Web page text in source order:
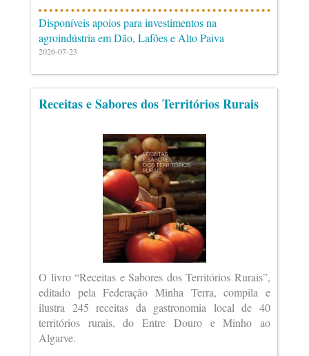
Disponíveis apoios para investimentos na
agroindústria em Dão, Lafões e Alto Paiva
2026-07-23
Receitas e Sabores dos Territórios Rurais
O livro “Receitas e Sabores dos Territórios Rurais”,
editado pela Federação Minha Terra, compila e
ilustra 245 receitas da gastronomia local de 40
territórios rurais, do Entre Douro e Minho ao
Algarve.